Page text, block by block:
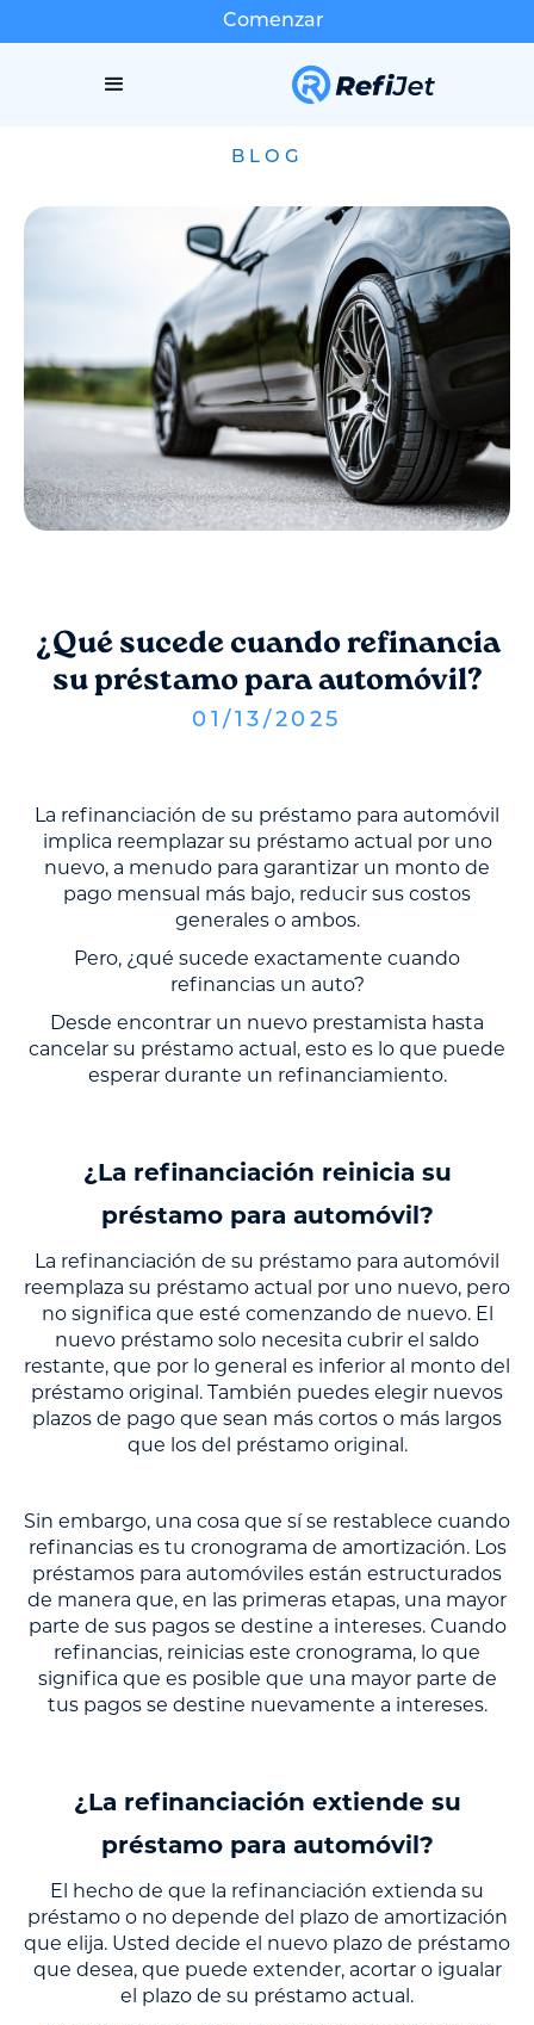
Comenzar
BLOG
¿Qué sucede cuando refinancia
su préstamo para automóvil?
01/ 13 / 2025
La refinanciación de su préstamo para automóvil
implica reemplazar su préstamo actual por uno
nuevo, a menudo para garantizar un monto de
pago mensual más bajo, reducir sus costos
generales o ambos.
Pero, ¿qué sucede exactamente cuando
refinancias un auto?
Desde encontrar un nuevo prestamista hasta
cancelar su préstamo actual, esto es lo que puede
esperar durante un refinanciamiento.
¿La refinanciación reinicia su
préstamo para automóvil?
La refinanciación de su préstamo para automóvil
reemplaza su préstamo actual por uno nuevo, pero
no significa que esté comenzando de nuevo. El
nuevo préstamo solo necesita cubrir el saldo
restante, que por lo general es inferior al monto del
préstamo original. También puedes elegir nuevos
plazos de pago que sean más cortos o más largos
que los del préstamo original.
Sin embargo, una cosa que sí se restablece cuando
refinancias es tu cronograma de amortización. Los
préstamos para automóviles están estructurados
de manera que, en las primeras etapas, una mayor
parte de sus pagos se destine a intereses. Cuando
refinancias, reinicias este cronograma, lo que
significa que es posible que una mayor parte de
tus pagos se destine nuevamente a intereses.
¿La refinanciación extiende su
préstamo para automóvil?
El hecho de que la refinanciación extienda su
préstamo o no depende del plazo de amortización
que elija. Usted decide el nuevo plazo de préstamo
que desea, que puede extender, acortar o igualar
el plazo de su préstamo actual.